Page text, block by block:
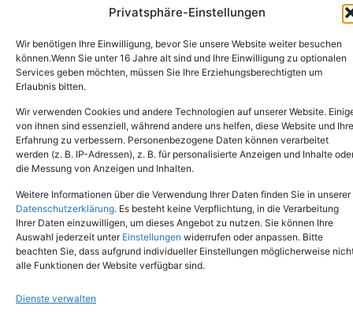
Privatsphäre-Einstellungen
Wir benötigen Ihre Einwilligung, bevor Sie unsere Website weiter besuchen
können.Wenn Sie unter 16 Jahre alt sind und Ihre Einwilligung zu optionalen
Services geben möchten, müssen Sie Ihre Erziehungsberechtigten um
Erlaubnis bitten.
Wir verwenden Cookies und andere Technologien auf unserer Website.
von ihnen sind essenziell, während andere uns helfen, diese Website und Ihre
Erfahrung zu verbessern. Personenbezogene Daten können verarbeitet
werden (z. B. IP-Adressen), z. B. für personalisierte Anzeigen und Inhalte
die Messung von Anzeigen und Inhalten.
Weitere Informationen über die Verwendung Ihrer Daten finden Sie in unserer
Datenschutzerklärung. Es besteht keine Verpflichtung, in die Verarbeitung
Ihrer Daten einzuwilligen, um dieses Angebot zu nutzen. Sie können Ihre
Auswahl jederzeit unter Einstellungen widerrufen oder anpassen. Bitte
beachten Sie, dass aufgrund individueller Einstellungen möglicherweise
alle Funktionen der Website verfügbar sind.
Dienste verwalten
Datenschutz
Copyright © 2024. Alle Rechte vorbehalten.
Tel.: (02651) - 77438info@tierheim-mayen.de
In der Pluns 1, 56727 Mayen